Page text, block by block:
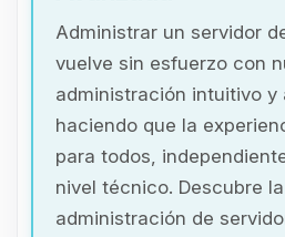
Administrar un servidor
vuelve sin esfuerzo con
administración intuitivo y
haciendo que la
para todos,
nivel técnico. Descubre
administración de